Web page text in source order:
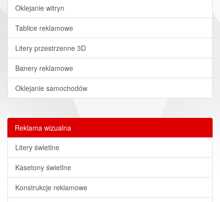
Oklejanie witryn
Tablice reklamowe
Litery przestrzenne 3D
Banery reklamowe
Oklejanie samochodów
Reklama wizualna
Litery świetlne
Kasetony świetlne
Konstrukcje reklamowe